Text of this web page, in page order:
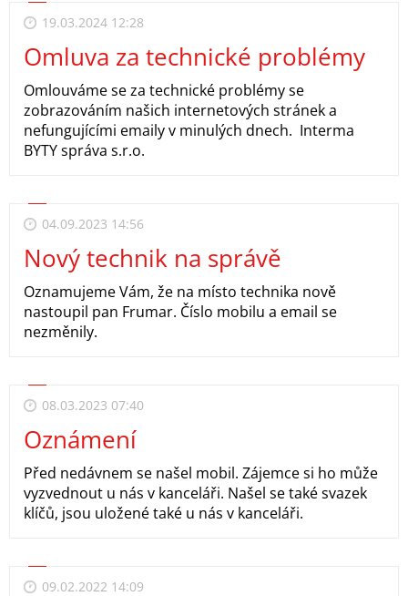
19.03.2024 12:28
Omluva za technické problémy
Omlouváme se za technické problémy se
zobrazováním našich internetových stránek a
nefungujícími emaily v minulých dnech. Interma
BYTY správa s.r.o.
04.09.2023 14:56
Nový technik na správě
Oznamujeme Vám, že na místo technika nově
nastoupil pan Frumar. Číslo mobilu a email se
nezměnily.
08.03.2023 07:40
Oznámení
Před nedávnem se našel mobil. Zájemce si ho může
vyzvednout u nás v kanceláři. Našel se také svazek
klíčů, jsou uložené také u nás v kanceláři.
09.02.2022 14:09